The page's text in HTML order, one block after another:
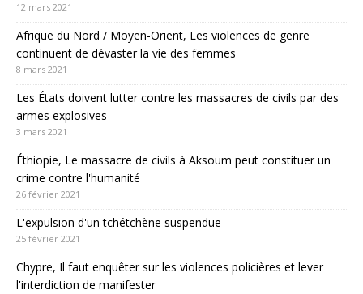
12 mars 2021
Afrique du Nord / Moyen-Orient, Les violences de genre
continuent de dévaster la vie des femmes
8 mars 2021
Les États doivent lutter contre les massacres de civils par des
armes explosives
3 mars 2021
Éthiopie, Le massacre de civils à Aksoum peut constituer un
crime contre l'humanité
26 février 2021
L'expulsion d'un tchétchène suspendue
25 février 2021
Chypre, Il faut enquêter sur les violences policières et lever
l'interdiction de manifester